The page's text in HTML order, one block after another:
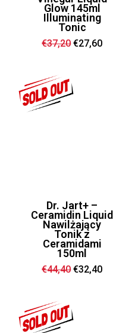
Glow 145ml
Illuminating
Tonic
€37,20Ursprünglicher
Preis
€27,60Aktueller
Dr. Jart+ –
Ceramidin Liquid
Nawilżający
Tonik z
Ceramidami
150ml
€44,40Ursprünglicher
Preis
€32,40Aktueller